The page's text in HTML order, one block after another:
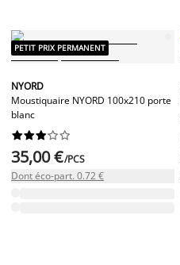
PETIT PRIX PERMANENT
NYORD
Moustiquaire NYORD 100x210 porte
blanc






35,00 €/PCS
Dont éco-part. 0.72 €